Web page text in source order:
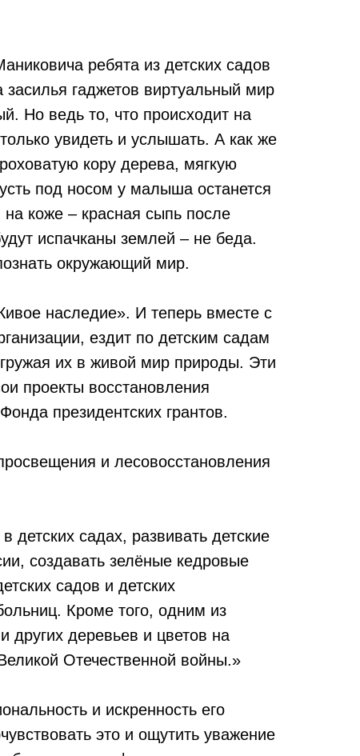
ребята из детских садов
гаджетов виртуальный мир
Но ведь то, что происходит на
увидеть и услышать. А как же
кору дерева, мягкую
под носом у малыша останется
коже – красная сыпь после
испачканы землей – не беда.
окружающий мир.
наследие». И теперь вместе с
ездит по детским садам
их в живой мир природы. Эти
проекты восстановления
президентских грантов.
и лесовосстановления
садах, развивать детские
создавать зелёные кедровые
садов и детских
Кроме того, одним из
других деревьев и цветов на
Отечественной войны.»
и искренность его
это и ощутить уважение